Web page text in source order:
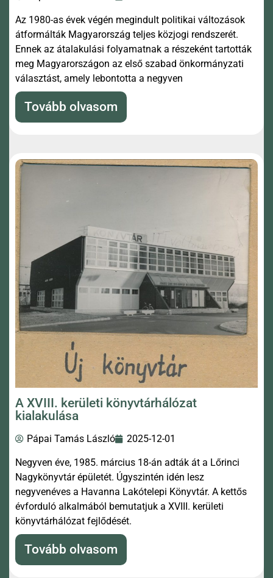
Az 1980-as évek végén megindult politikai változások
átformálták Magyarország teljes közjogi rendszerét.
Ennek az átalakulási folyamatnak a részeként tartották
meg Magyarországon az első szabad önkormányzati
választást, amely lebontotta a negyven
Tovább olvasom
A XVIII. kerületi könyvtárhálózat
kialakulása
Pápai Tamás László 2025-12-01
Negyven éve, 1985. március 18-án adták át a Lőrinci
Nagykönyvtár épületét. Úgyszintén idén lesz
negyvenéves a Havanna Lakótelepi Könyvtár. A kettős
évforduló alkalmából bemutatjuk a XVIII. kerületi
könyvtárhálózat fejlődését.
Tovább olvasom